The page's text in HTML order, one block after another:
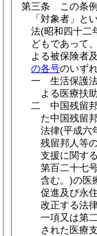
第三条
この条
「対象者」と
法(昭和四十二
どもであって
よる被保険者
の各号のいず
一
生活保護
よる医療扶
二
中国残留
た中国残留
法律(平成六
残留邦人等
支援に関す
第百二十七
含む。)の医
促進及び永
改正する法
一項又は第
された医療